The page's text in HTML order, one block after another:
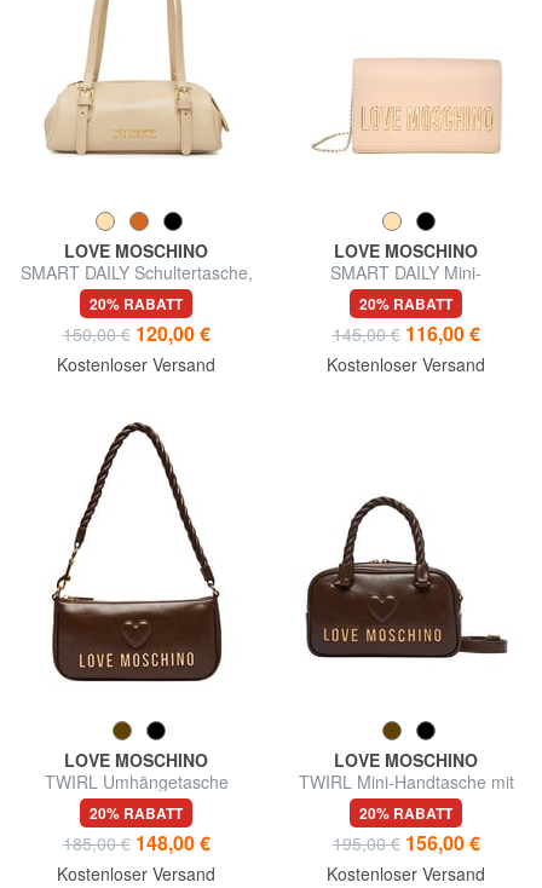
LOVE MOSCHINO
SMART DAILY Schultertasche,
verstellbar
20% RABATT
150,00 € 120,00 €
Kostenloser Versand
LOVE MOSCHINO
SMART DAILY Mini-
Schultertasche
20% RABATT
145,00 € 116,00 €
Kostenloser Versand
LOVE MOSCHINO
TWIRL Umhängetasche
20% RABATT
185,00 € 148,00 €
Kostenloser Versand
LOVE MOSCHINO
TWIRL Mini-Handtasche mit
Schulterriemen
20% RABATT
195,00 € 156,00 €
Kostenloser Versand